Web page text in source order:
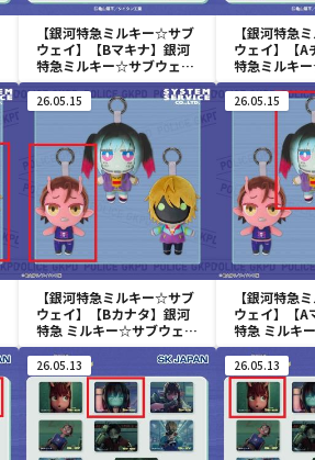
【銀河特急ミルキー☆サブ
ウェイ】【Bマキナ】銀河
特急ミルキー☆サブウェイ
みにコレ! ぬいぐるみMC
【銀河特急
ウェイ】【A
特急ミルキ
みにコレ! ぬ
26.05.15
【銀河特急ミルキー☆サブ
ウェイ】【Bカナタ】銀河
特急 ミルキー☆サブウェイ
ちまっとさん ぬいぐるみ
Part2
26.05.15
【銀河特急
ウェイ】【A
特急 ミルキ
ちまっとさ
Part2
26.05.13 26.05.13